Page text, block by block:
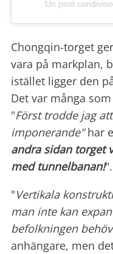
Un post
Chongqin-torget
vara på markplan,
istället ligger den
Det var många
"Först trodde jag
imponerande"har
andra sidan torget
med tunnelbanan!".
"Vertikala
man inte kan
befolkningen
anhängare, men